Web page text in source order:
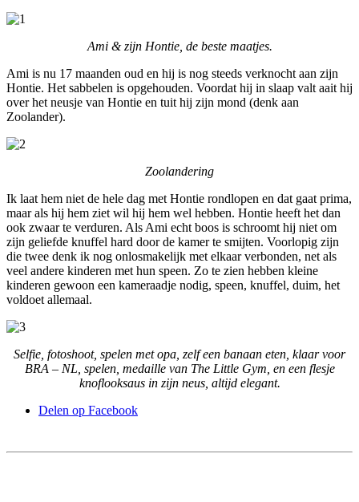
Ami & zijn Hontie, de beste maatjes.
Ami is nu 17 maanden oud en hij is nog steeds verknocht aan zijn
Hontie. Het sabbelen is opgehouden. Voordat hij in slaap valt aait hij
over het neusje van Hontie en tuit hij zijn mond (denk aan
Zoolander).
Zoolandering
Ik laat hem niet de hele dag met Hontie rondlopen en dat gaat prima,
maar als hij hem ziet wil hij hem wel hebben. Hontie heeft het dan
ook zwaar te verduren. Als Ami echt boos is schroomt hij niet om
zijn geliefde knuffel hard door de kamer te smijten. Voorlopig zijn
die twee denk ik nog onlosmakelijk met elkaar verbonden, net als
veel andere kinderen met hun speen. Zo te zien hebben kleine
kinderen gewoon een kameraadje nodig, speen, knuffel, duim, het
voldoet allemaal.
Selfie, fotoshoot, spelen met opa, zelf een banaan eten, klaar voor
BRA – NL, spelen, medaille van The Little Gym, en een flesje
knoflooksaus in zijn neus, altijd elegant.
Delen op Facebook